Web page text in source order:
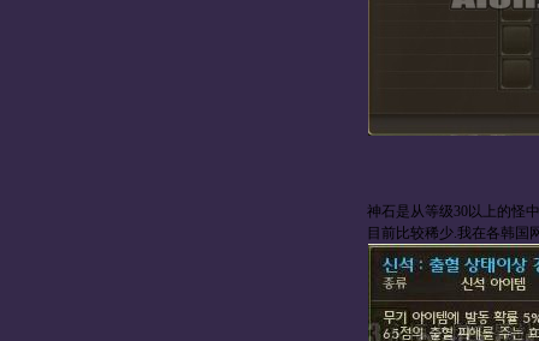
神石是从等级30以上的怪
目前比较稀少.我在各韩国